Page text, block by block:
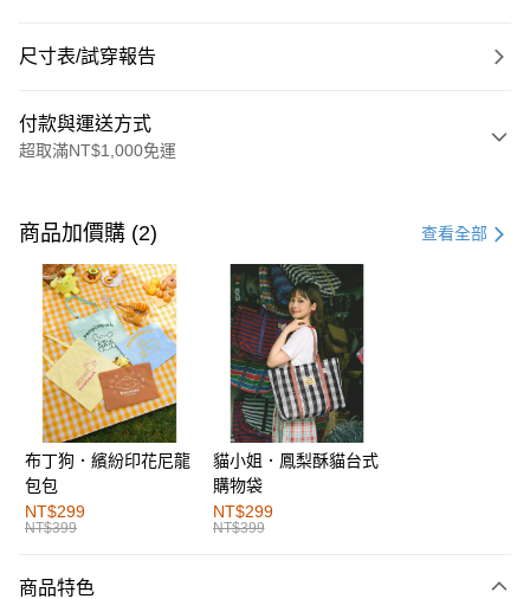
尺寸表/試穿報告
付款與運送方式
超取滿NT$1,000免運
信用卡一次付款
購物金
超商取貨付款
LINE Pay
街口支付
運送方式
全家取貨付款
每筆NT$60，滿NT$1,000(含以上)免運費
付款後全家取貨
商品加價購 (2) 查看全部
布丁狗．繽紛印花尼龍
包包
NT$299
NT$399
貓小姐．鳳梨酥貓台式
購物袋
NT$299
NT$399
商品特色